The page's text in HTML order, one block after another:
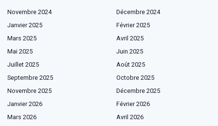
Novembre 2024
Décembre 2024
Janvier 2025
Février 2025
Mars 2025
Avril 2025
Mai 2025
Juin 2025
Juillet 2025
Août 2025
Septembre 2025
Octobre 2025
Novembre 2025
Décembre 2025
Janvier 2026
Février 2026
Mars 2026
Avril 2026